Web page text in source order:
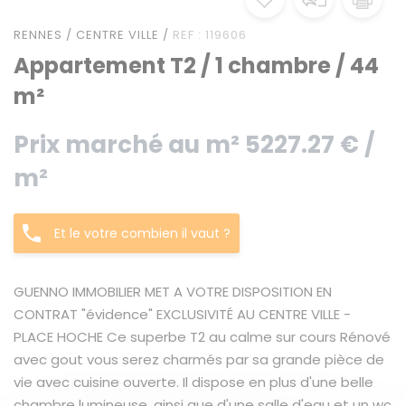
RENNES / CENTRE VILLE / REF : 119606
Appartement T2 / 1 chambre / 44
m²
Prix marché au m² 5227.27 € /
m²
Et le votre combien il vaut ?
GUENNO IMMOBILIER MET A VOTRE DISPOSITION EN
CONTRAT "évidence" EXCLUSIVITÉ AU CENTRE VILLE -
PLACE HOCHE Ce superbe T2 au calme sur cours Rénové
avec gout vous serez charmés par sa grande pièce de
vie avec cuisine ouverte. Il dispose en plus d'une belle